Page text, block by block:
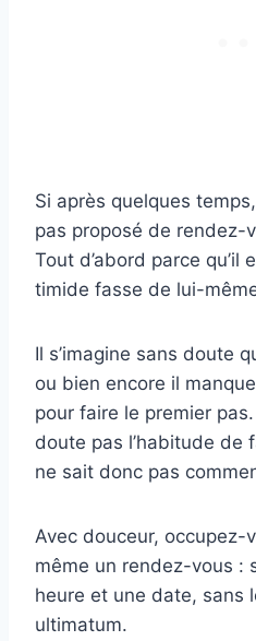
Si après quelques
pas proposé de rendez-
Tout d’abord parce qu’il
timide fasse de lui-
Il s’imagine sans doute
ou bien encore il
pour faire le premier pas.
doute pas l’habitude de
ne sait donc pas
Avec douceur, occupez-
même un rendez-vous :
heure et une date, sans
ultimatum.